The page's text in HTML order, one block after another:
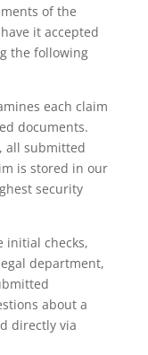
of the
it accepted
the following
each claim
documents.
all submitted
is stored in our
security
initial checks,
department,
about a
directly via